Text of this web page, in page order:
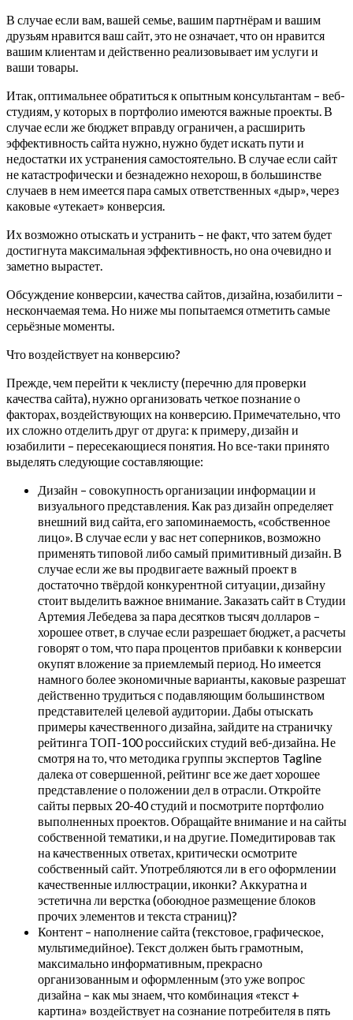
В случае если вам, вашей семье, вашим партнёрам и вашим
друзьям нравится ваш сайт, это не означает, что он нравится
вашим клиентам и действенно реализовывает им услуги и
ваши товары.
Итак, оптимальнее обратиться к опытным консультантам – веб-
студиям, у которых в портфолио имеются важные проекты. В
случае если же бюджет вправду ограничен, а расширить
эффективность сайта нужно, нужно будет искать пути и
недостатки их устранения самостоятельно. В случае если сайт
не катастрофически и безнадежно нехорош, в большинстве
случаев в нем имеется пара самых ответственных «дыр», через
каковые «утекает» конверсия.
Их возможно отыскать и устранить – не факт, что затем будет
достигнута максимальная эффективность, но она очевидно и
заметно вырастет.
Обсуждение конверсии, качества сайтов, дизайна, юзабилити –
нескончаемая тема. Но ниже мы попытаемся отметить самые
серьёзные моменты.
Что воздействует на конверсию?
Прежде, чем перейти к чеклисту (перечню для проверки
качества сайта), нужно организовать четкое познание о
факторах, воздействующих на конверсию. Примечательно, что
их сложно отделить друг от друга: к примеру, дизайн и
юзабилити – пересекающиеся понятия. Но все-таки принято
выделять следующие составляющие:
Дизайн – совокупность организации информации и
визуального представления. Как раз дизайн определяет
внешний вид сайта, его запоминаемость, «собственное
лицо». В случае если у вас нет соперников, возможно
применять типовой либо самый примитивный дизайн. В
случае если же вы продвигаете важный проект в
достаточно твёрдой конкурентной ситуации, дизайну
стоит выделить важное внимание. Заказать сайт в Студии
Артемия Лебедева за пара десятков тысяч долларов –
хорошее ответ, в случае если разрешает бюджет, а расчеты
говорят о том, что пара процентов прибавки к конверсии
окупят вложение за приемлемый период. Но имеется
намного более экономичные варианты, каковые разрешат
действенно трудиться с подавляющим большинством
представителей целевой аудитории. Дабы отыскать
примеры качественного дизайна, зайдите на страничку
рейтинга ТОП-100 российских студий веб-дизайна. Не
смотря на то, что методика группы экспертов Tagline
далека от совершенной, рейтинг все же дает хорошее
представление о положении дел в отрасли. Откройте
сайты первых 20-40 студий и посмотрите портфолио
выполненных проектов. Обращайте внимание и на сайты
собственной тематики, и на другие. Помедитировав так
на качественных ответах, критически осмотрите
собственный сайт. Употребляются ли в его оформлении
качественные иллюстрации, иконки? Аккуратна и
эстетична ли верстка (обоюдное размещение блоков
прочих элементов и текста страниц)?
Контент – наполнение сайта (текстовое, графическое,
мультимедийное). Текст должен быть грамотным,
максимально информативным, прекрасно
организованным и оформленным (это уже вопрос
дизайна – как мы знаем, что комбинация «текст +
картина» воздействует на сознание потребителя в пять